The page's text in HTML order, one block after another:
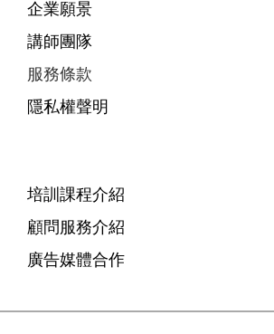
企業願景
講師團隊
服務條款
隱私權聲明
培訓課程介紹
顧問服務介紹
廣告媒體合作